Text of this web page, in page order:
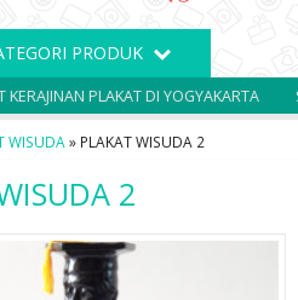
PRODUK
PLAKAT DI YOGYAKARTA SOUVENIR
WISUDA » PLAKAT WISUDA 2
2